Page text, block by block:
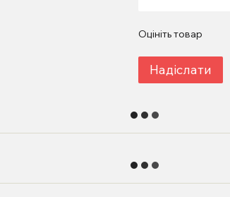
Оцініть товар
Надіслати